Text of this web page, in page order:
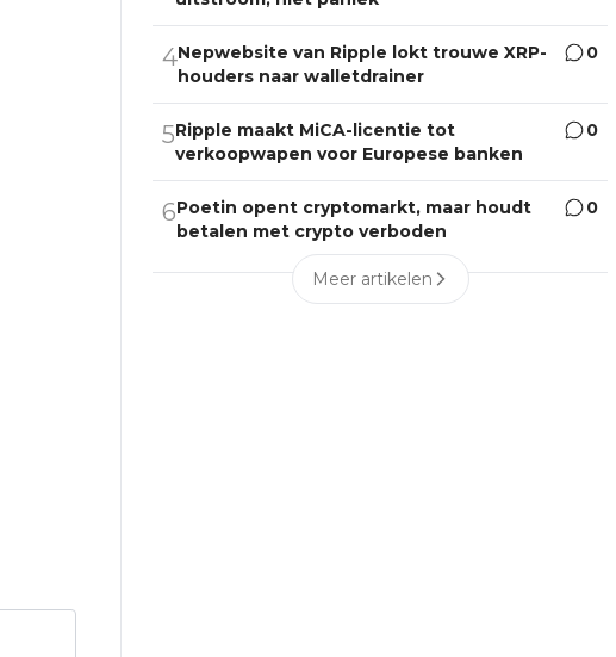
4Nepwebsite van Ripple lokt trouwe XRP-
houders naar walletdrainer
0
5Ripple maakt MiCA-licentie tot
verkoopwapen voor Europese banken
0
6Poetin opent cryptomarkt, maar houdt
betalen met crypto verboden
0
Meer artikelen